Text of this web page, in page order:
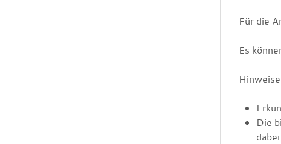
Für die
Es
Die